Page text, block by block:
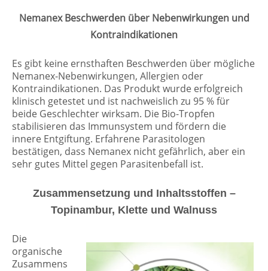
Nemanex Beschwerden über Nebenwirkungen und
Kontraindikationen
Es gibt keine ernsthaften Beschwerden über mögliche
Nemanex-Nebenwirkungen, Allergien oder
Kontraindikationen. Das Produkt wurde erfolgreich
klinisch getestet und ist nachweislich zu 95 % für
beide Geschlechter wirksam. Die Bio-Tropfen
stabilisieren das Immunsystem und fördern die
innere Entgiftung. Erfahrene Parasitologen
bestätigen, dass Nemanex nicht gefährlich, aber ein
sehr gutes Mittel gegen Parasitenbefall ist.
Zusammensetzung und Inhaltsstoffen –
Topinambur, Klette und Walnuss
Die
organische
Zusammens